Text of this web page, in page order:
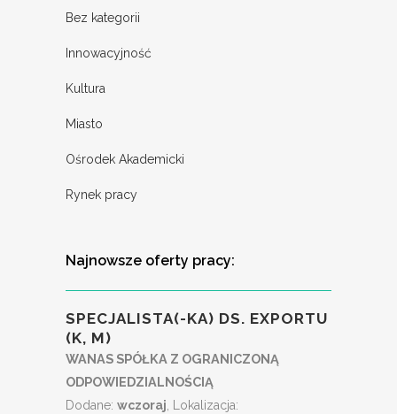
Bez kategorii
Innowacyjność
Kultura
Miasto
Ośrodek Akademicki
Rynek pracy
Najnowsze oferty pracy:
SPECJALISTA(-KA) DS. EXPORTU
(K, M)
WANAS SPÓŁKA Z OGRANICZONĄ
ODPOWIEDZIALNOŚCIĄ
Dodane: wczoraj , Lokalizacja: